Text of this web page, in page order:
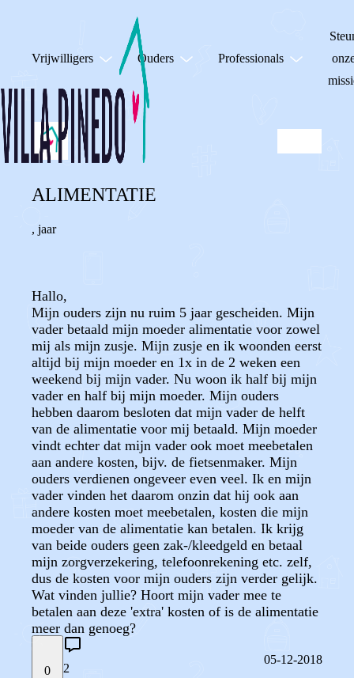
Vrijwilligers Ouders Professionals
ALIMENTATIE
, jaar
Hallo,
Mijn ouders zijn nu ruim 5 jaar gescheiden. Mijn
vader betaald mijn moeder alimentatie voor zowel
mij als mijn zusje. Mijn zusje en ik woonden eerst
altijd bij mijn moeder en 1x in de 2 weken een
weekend bij mijn vader. Nu woon ik half bij mijn
vader en half bij mijn moeder. Mijn ouders
hebben daarom besloten dat mijn vader de helft
van de alimentatie voor mij betaald. Mijn moeder
vindt echter dat mijn vader ook moet meebetalen
aan andere kosten, bijv. de fietsenmaker. Mijn
ouders verdienen ongeveer even veel. Ik en mijn
vader vinden het daarom onzin dat hij ook aan
andere kosten moet meebetalen, kosten die mijn
moeder van de alimentatie kan betalen. Ik krijg
van beide ouders geen zak-/kleedgeld en betaal
mijn zorgverzekering, telefoonrekening etc. zelf,
dus de kosten voor mijn ouders zijn verder gelijk.
Wat vinden jullie? Hoort mijn vader mee te
betalen aan deze 'extra' kosten of is de alimentatie
meer dan genoeg?
0 2
05-12-2018